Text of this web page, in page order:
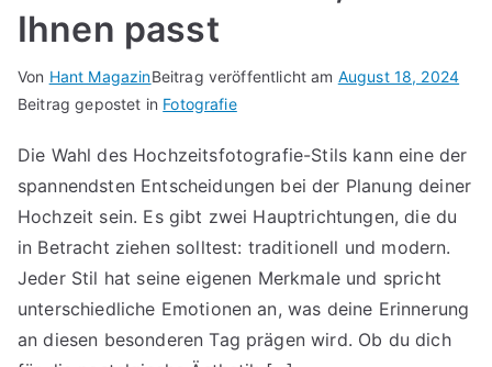
Ihnen passt
Von Hant MagazinBeitrag veröffentlicht am August 18, 2024
Beitrag gepostet in Fotografie
Die Wahl des Hochzeitsfotografie-Stils kann eine der
spannendsten Entscheidungen bei der Planung deiner
Hochzeit sein. Es gibt zwei Hauptrichtungen, die du
in Betracht ziehen solltest: traditionell und modern.
Jeder Stil hat seine eigenen Merkmale und spricht
unterschiedliche Emotionen an, was deine Erinnerung
an diesen besonderen Tag prägen wird. Ob du dich